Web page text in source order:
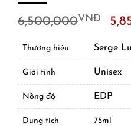
6,500,000VNĐ
Thương hiệu Serge
Giới tính Unisex
Nồng độ EDP
Dung tích 75ml